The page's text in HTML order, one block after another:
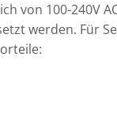
von 100-240V
werden. Für